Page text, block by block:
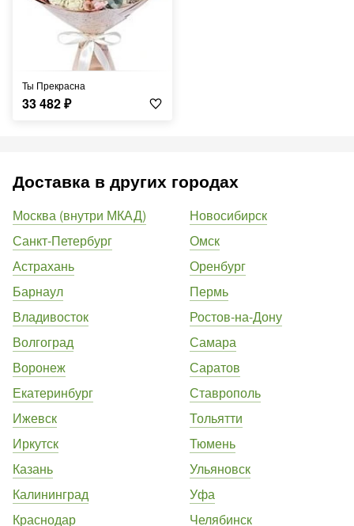
Ты Прекрасна
33 482₽
Доставка в других городах
Москва (внутри МКАД)
Санкт-Петербург
Астрахань
Барнаул
Владивосток
Волгоград
Воронеж
Екатеринбург
Ижевск
Иркутск
Казань
Калининград
Краснодар
Новосибирск
Омск
Оренбург
Пермь
Ростов-на-Дону
Самара
Саратов
Ставрополь
Тольятти
Тюмень
Ульяновск
Уфа
Челябинск